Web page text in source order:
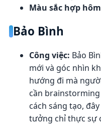
Màu sắc hợp
Bảo Bình
Công việc: Bảo
mới và góc nhìn
hướng đi mà
cần
cách sáng tạo,
tưởng chỉ thực sự